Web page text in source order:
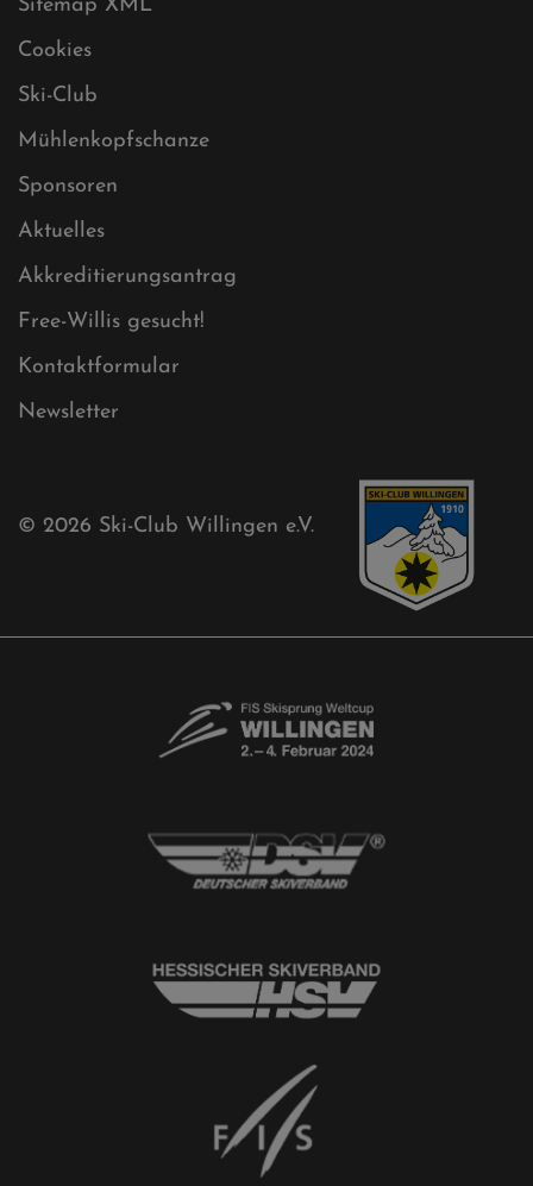
Datenschutz
Impressum
Sitemap
Sitemap XML
Cookies
Ski-Club
Mühlenkopfschanze
Akkreditierungsantrag